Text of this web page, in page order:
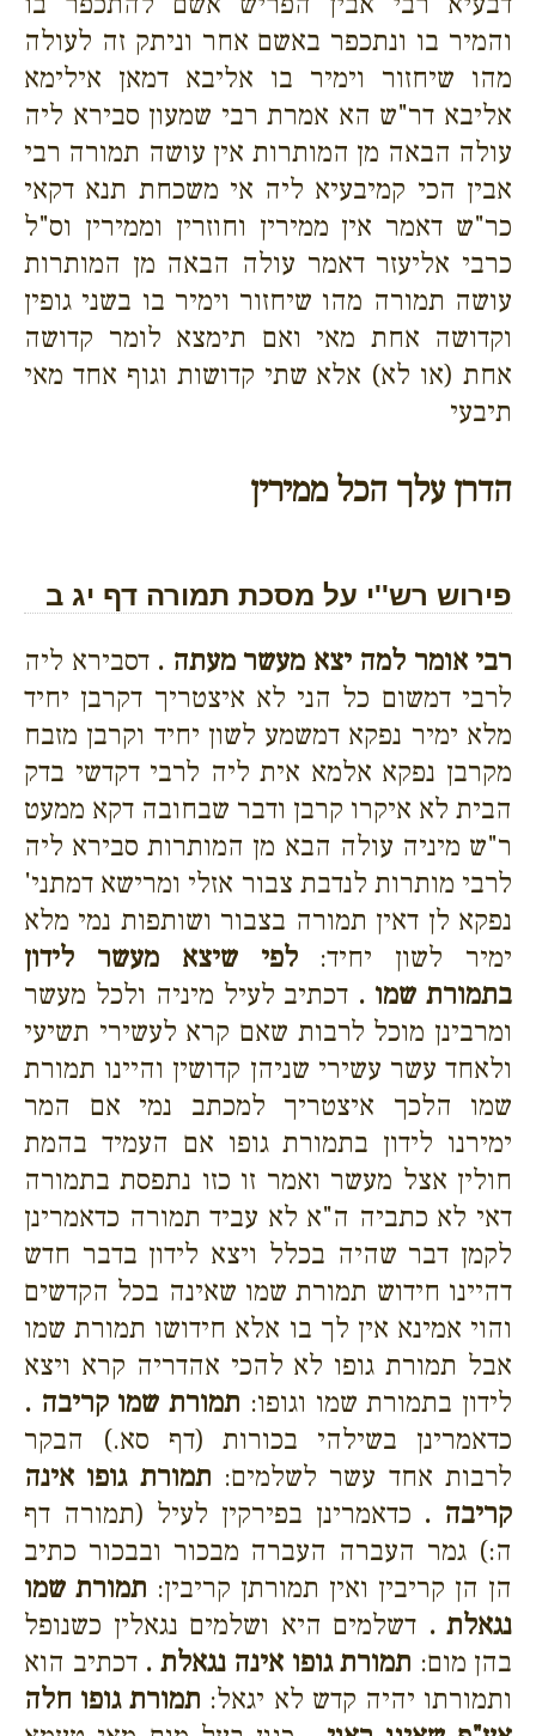
והמיר בו ונתכפר באשם אחר וניתק זה לעולה
מהו שיחזור וימיר בו אליבא דמאן אילימא
אליבא דר"ש הא אמרת רבי שמעון סבירא ליה
עולה הבאה מן המותרות אין עושה תמורה רבי
אבין הכי קמיבעיא ליה אי משכחת תנא דקאי
כר"ש דאמר אין ממירין וחוזרין וממירין וס"ל
כרבי אליעזר דאמר עולה הבאה מן המותרות
עושה תמורה מהו שיחזור וימיר בו בשני גופין
וקדושה אחת מאי ואם תימצא לומר קדושה
אחת (או לא) אלא שתי קדושות וגוף אחד מאי
תיבעי
הדרן עלך הכל ממירין
פירוש רש''י על מסכת תמורה דף יג ב
רבי אומר למה יצא מעשר מעתה . דסבירא ליה
לרבי דמשום כל הני לא איצטריך דקרבן יחיד
מלא ימיר נפקא דמשמע לשון יחיד וקרבן מזבח
מקרבן נפקא אלמא אית ליה לרבי דקדשי בדק
הבית לא איקרו קרבן ודבר שבחובה דקא ממעט
ר"ש מיניה עולה הבא מן המותרות סבירא ליה
לרבי מותרות לנדבת צבור אזלי ומרישא דמתני'
נפקא לן דאין תמורה בצבור ושותפות נמי מלא
ימיר לשון יחיד:לפי שיצא מעשר לידון
בתמורת שמו . דכתיב לעיל מיניה ולכל מעשר
ומרבינן מוכל לרבות שאם קרא לעשירי תשיעי
ולאחד עשר עשירי שניהן קדושין והיינו תמורת
שמו הלכך איצטריך למכתב נמי אם המר
ימירנו לידון בתמורת גופו אם העמיד בהמת
חולין אצל מעשר ואמר זו כזו נתפסת בתמורה
דאי לא כתביה ה"א לא עביד תמורה כדאמרינן
לקמן דבר שהיה בכלל ויצא לידון בדבר חדש
דהיינו חידוש תמורת שמו שאינה בכל הקדשים
והוי אמינא אין לך בו אלא חידושו תמורת שמו
אבל תמורת גופו לא להכי אהדריה קרא ויצא
לידון בתמורת שמו וגופו: תמורת שמו קריבה .
כדאמרינן בשילהי בכורות (דף סא.) הבקר
לרבות אחד עשר לשלמים: תמורת גופו אינה
קריבה . כדאמרינן בפירקין לעיל (תמורה דף
ה:) גמר העברה העברה מבכור ובבכור כתיב
הן הן קריבין ואין תמורתן קריבין: תמורת שמו
נגאלת . דשלמים היא ושלמים נגאלין כשנופל
בהן מום: תמורת גופו אינה נגאלת . דכתיב הוא
ותמורתו יהיה קדש לא יגאל: תמורת גופו חלה